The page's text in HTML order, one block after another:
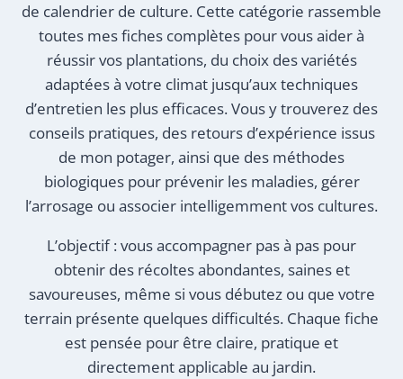
de calendrier de culture. Cette catégorie rassemble
toutes mes fiches complètes pour vous aider à
réussir vos plantations, du choix des variétés
adaptées à votre climat jusqu’aux techniques
d’entretien les plus efficaces. Vous y trouverez des
conseils pratiques, des retours d’expérience issus
de mon potager, ainsi que des méthodes
biologiques pour prévenir les maladies, gérer
l’arrosage ou associer intelligemment vos cultures.
L’objectif : vous accompagner pas à pas pour
obtenir des récoltes abondantes, saines et
savoureuses, même si vous débutez ou que votre
terrain présente quelques difficultés. Chaque fiche
est pensée pour être claire, pratique et
directement applicable au jardin.